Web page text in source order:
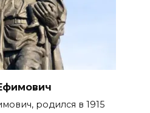
родился в 1915